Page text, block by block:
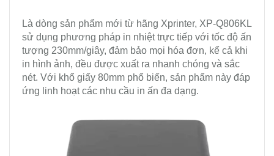
Là dòng sản phẩm mới từ hãng Xprinter, XP-Q806KL
sử dụng phương pháp in nhiệt trực tiếp với tốc độ ấn
tượng 230mm/giây, đảm bảo mọi hóa đơn, kể cả khi
in hình ảnh, đều được xuất ra nhanh chóng và sắc
nét. Với khổ giấy 80mm phổ biến, sản phẩm này đáp
ứng linh hoạt các nhu cầu in ấn đa dạng.